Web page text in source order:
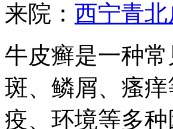
来院： 西宁青
牛皮癣是一种
斑、鳞屑、瘙
疫、环境等多